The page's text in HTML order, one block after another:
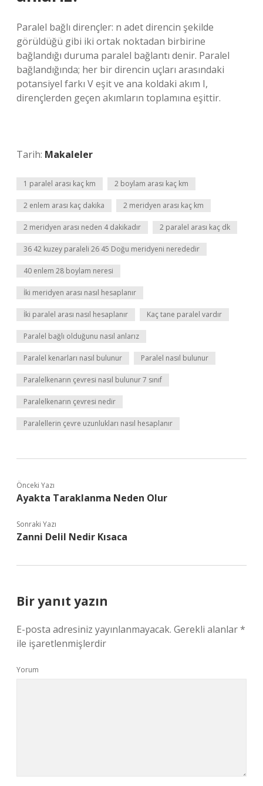
Paralel bağlı dirençler: n adet direncin şekilde
görüldüğü gibi iki ortak noktadan birbirine
bağlandığı duruma paralel bağlantı denir. Paralel
bağlandığında; her bir direncin uçları arasındaki
potansiyel farkı V eşit ve ana koldaki akım I,
dirençlerden geçen akımların toplamına eşittir.
Tarih: Makaleler
1 paralel arası kaç km 2 boylam arası kaç km
2 enlem arası kaç dakika 2 meridyen arası kaç km
2 meridyen arası neden 4 dakikadır 2 paralel arası kaç dk
36 42 kuzey paraleli 26 45 Doğu meridyeni nerededir
40 enlem 28 boylam neresi
İki meridyen arası nasıl hesaplanır
İki paralel arası nasıl hesaplanır Kaç tane paralel vardır
Paralel bağlı olduğunu nasıl anlarız
Paralel kenarları nasıl bulunur Paralel nasıl bulunur
Paralelkenarın çevresi nasıl bulunur 7 sınıf
Paralelkenarın çevresi nedir
Paralellerin çevre uzunlukları nasıl hesaplanır
Önceki Yazı
Ayakta Taraklanma Neden Olur
Sonraki Yazı
Zanni Delil Nedir Kısaca
Bir yanıt yazın
E-posta adresiniz yayınlanmayacak. Gerekli alanlar*
ile işaretlenmişlerdir
Yorum